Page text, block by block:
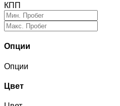
КПП
Опции
Опции
Цвет